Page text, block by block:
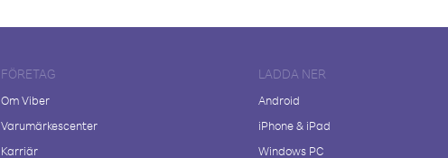
FÖRETAG
Om Viber
Varumärkescenter
Karriär
LADDA NER
Android
iPhone & iPad
Windows PC